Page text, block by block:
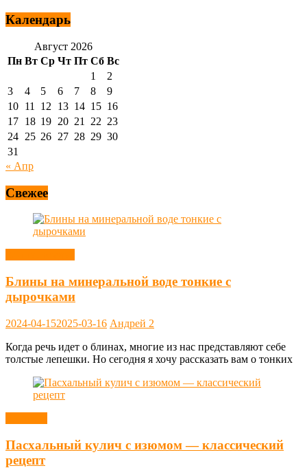
Календарь
Август 2026
Пн Вт Ср Чт Пт Сб Вс
1
2
3
4 5 6 7 8
9
10 11 12 13 14 15 16
17 18 19 20 21 22 23
24 25 26 27 28 29 30
31
« Апр
Свежее
Блины на минеральной воде тонкие с
дырочками
2024-04-152025-03-16 Андрей 2
Когда речь идет о блинах, многие из нас представляют себе
толстые лепешки. Но сегодня я хочу рассказать вам о тонких
Пасхальный кулич с изюмом — классический
рецепт